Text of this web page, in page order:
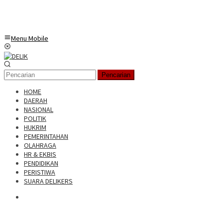
Menu Mobile
Pencarian
HOME
DAERAH
NASIONAL
POLITIK
HUKRIM
PEMERINTAHAN
OLAHRAGA
HR & EKBIS
PENDIDIKAN
PERISTIWA
SUARA DELIKERS